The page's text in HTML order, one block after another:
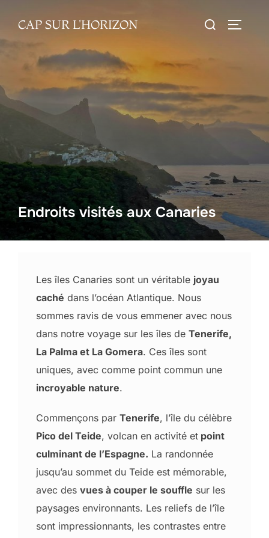
contenu
CAP SUR L'HORIZON Rechercher :
Endroits visités aux Canaries
Les îles Canaries sont un véritable joyau
caché dans l’océan Atlantique. Nous
sommes ravis de vous emmener avec nous
dans notre voyage sur les îles de Tenerife,
La Palma et La Gomera. Ces îles sont
uniques, avec comme point commun une
incroyable nature.
Commençons par Tenerife, l’île du célèbre
Pico del Teide, volcan en activité et point
culminant de l’Espagne. La randonnée
jusqu’au sommet du Teide est mémorable,
avec des vues à couper le souffle sur les
paysages environnants. Les reliefs de l’île
sont impressionnants, les contrastes entre